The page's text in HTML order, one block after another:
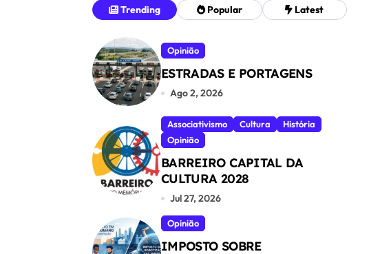
Trending Popular Latest
Opinião
ESTRADAS E PORTAGENS
Ago 2, 2026
Associativismo Cultura
História
Opinião
BARREIRO CAPITAL DA
CULTURA 2028
Jul 27, 2026
Opinião
IMPOSTO SOBRE